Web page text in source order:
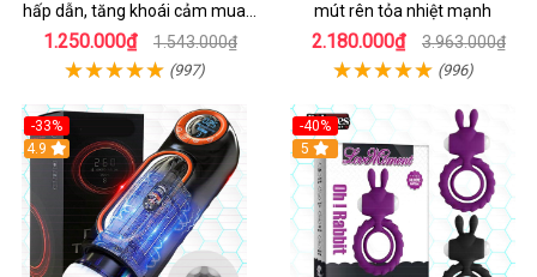
hấp dẫn, tăng khoái cảm mua
ngay
1.250.000₫ 1.543.000₫
(997)
mút rên tỏa nhiệt mạnh
2.180.000₫ 3.963.000₫
(996)
-33%
Hot
4.9
-40%
5